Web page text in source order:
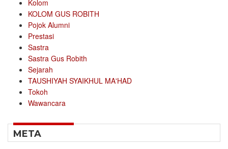
Kolom
KOLOM GUS ROBITH
Pojok Alumni
Prestasi
Sastra
Sastra Gus Robith
Sejarah
TAUSHIYAH SYAIKHUL MA'HAD
Tokoh
Wawancara
META